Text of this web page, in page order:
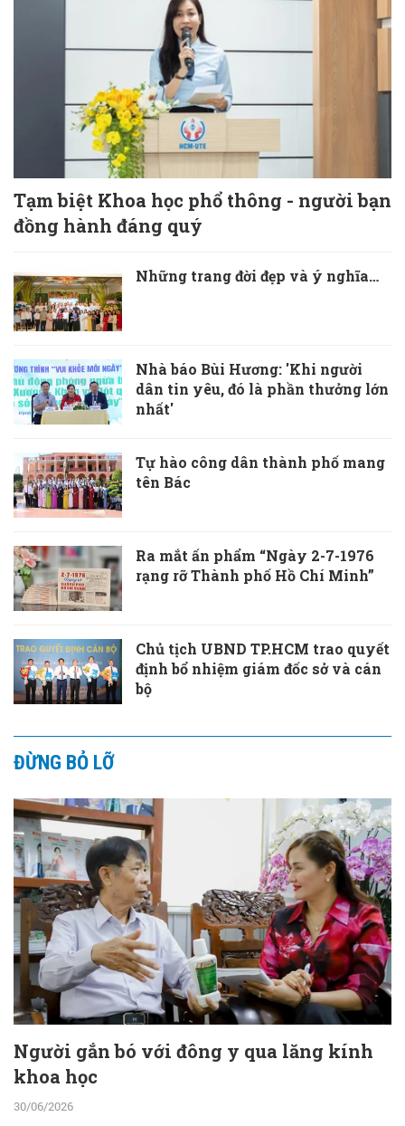
Tạm biệt Khoa học phổ thông - người bạn
đồng hành đáng quý
Những trang đời đẹp và ý nghĩa…
Nhà báo Bùi Hương: 'Khi người
dân tin yêu, đó là phần thưởng lớn
nhất'
Tự hào công dân thành phố mang
tên Bác
Ra mắt ấn phẩm “Ngày 2-7-1976
rạng rỡ Thành phố Hồ Chí Minh”
Chủ tịch UBND TP.HCM trao quyết
định bổ nhiệm giám đốc sở và cán
bộ
ĐỪNG BỎ LỠ
Người gắn bó với đông y qua lăng kính
khoa học
30/06/2026